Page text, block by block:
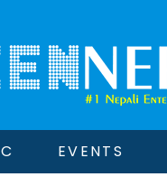
EVENTS